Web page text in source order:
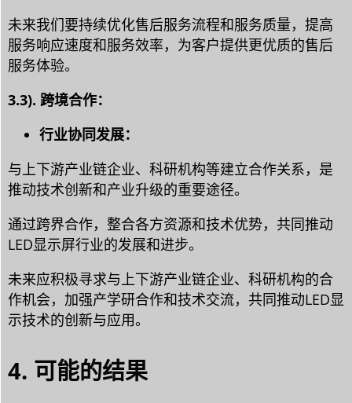
未来我们要持续优化售后服务流程和服务质量，提高
服务响应速度和服务效率，为客户提供更优质的售后
服务体验。
3.3). 跨境合作：
行业协同发展：
与上下游产业链企业、科研机构等建立合作关系，是
推动技术创新和产业升级的重要途径。
通过跨界合作，整合各方资源和技术优势，共同推动
LED显示屏行业的发展和进步。
未来应积极寻求与上下游产业链企业、科研机构的合
作机会，加强产学研合作和技术交流，共同推动LED显
示技术的创新与应用。
4. 可能的结果